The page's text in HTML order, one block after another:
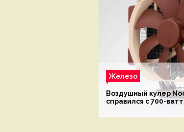
Железо
Воздушный кулер
справился с 700-